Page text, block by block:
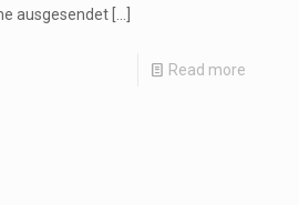
ausgesendet
Read more